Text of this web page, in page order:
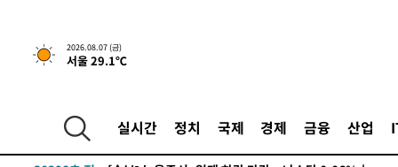
2026.08.07 (금)
서울 29.1℃
실시간 정치 국제 경제 금융 산업